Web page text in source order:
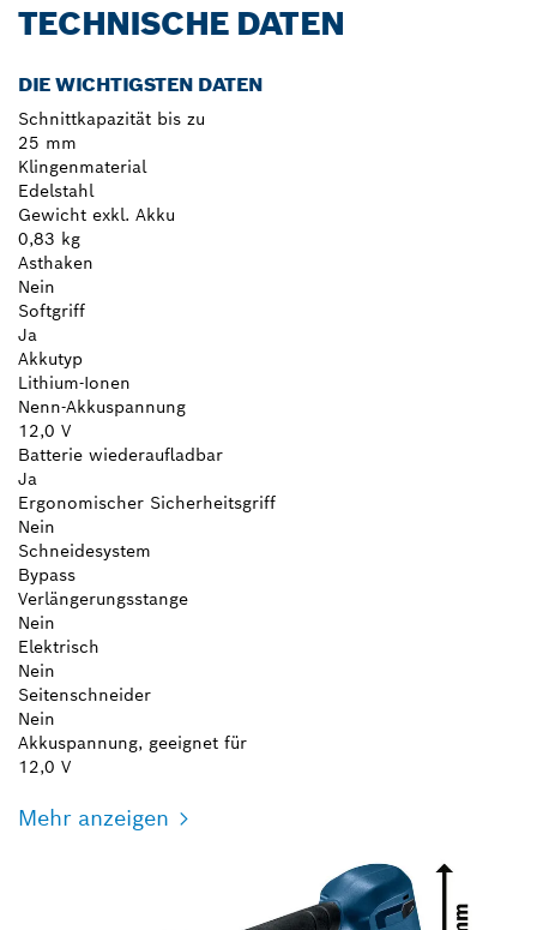
TECHNISCHE DATEN
DIE WICHTIGSTEN DATEN
Schnittkapazität bis zu
25 mm
Klingenmaterial
Edelstahl
Gewicht exkl. Akku
0,83 kg
Asthaken
Nein
Softgriff
Ja
Akkutyp
Lithium-Ionen
Nenn-Akkuspannung
12,0 V
Batterie wiederaufladbar
Ja
Ergonomischer Sicherheitsgriff
Nein
Schneidesystem
Bypass
Verlängerungsstange
Nein
Elektrisch
Nein
Seitenschneider
Nein
Akkuspannung, geeignet für
12,0 V
Mehr anzeigen